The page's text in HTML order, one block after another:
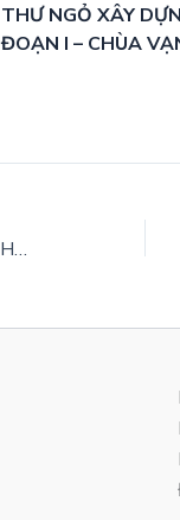
THƯ NGỎ XÂY
ĐOẠN I – CHÙA
THƯ NGỎ XÂY DỰNG CHÙA VẠN THÀNH (TỪ ĐƯỜNG TRÍ TỊNH)